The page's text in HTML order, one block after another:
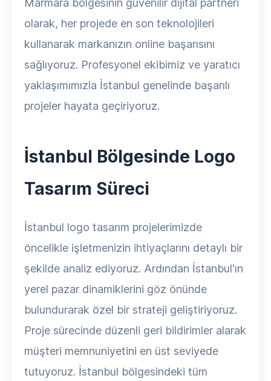
Marmara bölgesinin güvenilir dijital partneri
olarak, her projede en son teknolojileri
kullanarak markanızın online başarısını
sağlıyoruz. Profesyonel ekibimiz ve yaratıcı
yaklaşımımızla İstanbul genelinde başarılı
projeler hayata geçiriyoruz.
İstanbul Bölgesinde Logo
Tasarım Süreci
İstanbul logo tasarım projelerimizde
öncelikle işletmenizin ihtiyaçlarını detaylı bir
şekilde analiz ediyoruz. Ardından İstanbul'ın
yerel pazar dinamiklerini göz önünde
bulundurarak özel bir strateji geliştiriyoruz.
Proje sürecinde düzenli geri bildirimler alarak
müşteri memnuniyetini en üst seviyede
tutuyoruz. İstanbul bölgesindeki tüm